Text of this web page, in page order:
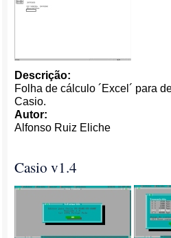
Descrição:
Folha de cálculo ´Excel´ para
Casio.
Autor:
Alfonso Ruiz Eliche
Casio v1.4